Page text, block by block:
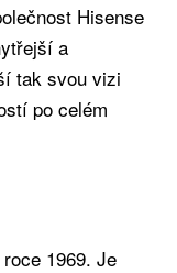
Hisense
a
tak svou vizi
po celém
1969. Je